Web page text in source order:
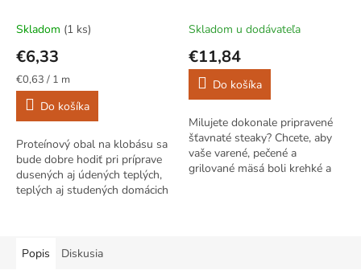
Skladom (1 ks)
€6,33
Jednotková
cena:
€0,63 / 1 m
Do košíka
Proteínový obal na klobásu sa
bude dobre hodiť pri príprave
dusených aj údených teplých,
teplých aj studených domácich
Skladom u dodávateľa
€11,84
Do košíka
Milujete dokonale pripravené
šťavnaté steaky? Chcete, aby
vaše varené, pečené a
grilované mäsá boli krehké a
Popis Diskusia